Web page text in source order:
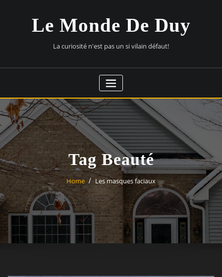
Le Monde De Duy
La curiosité n'est pas un si vilain défaut!
Tag Beauté
Home Les masques faciaux